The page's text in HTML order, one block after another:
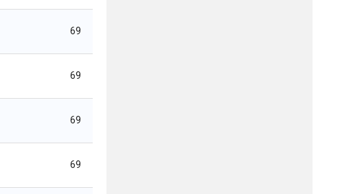
69
69
69
69